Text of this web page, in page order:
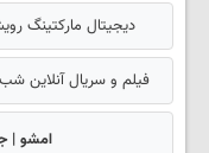
دیجیتال مارکتینگ
فیلم و سریال آنلاین
امشو |